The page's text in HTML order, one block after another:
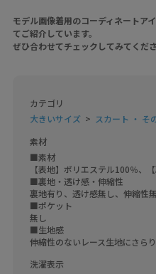
モデル画像着用のコーディネートア
てご紹介しています。
ぜひ合わせてチェックしてみてくだ
カテゴリ
大きいサイズ
スカート ・ そ
素材
■素材
【表地】ポリエステル100％、
■裏地・透け感・伸縮性
裏地有り、透け感無し、伸縮性
■ポケット
無し
■生地感
洗濯表示